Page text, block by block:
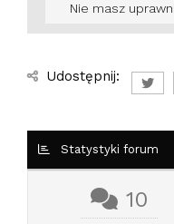
Nie masz
Udostępnij:
Statystyki forum
10